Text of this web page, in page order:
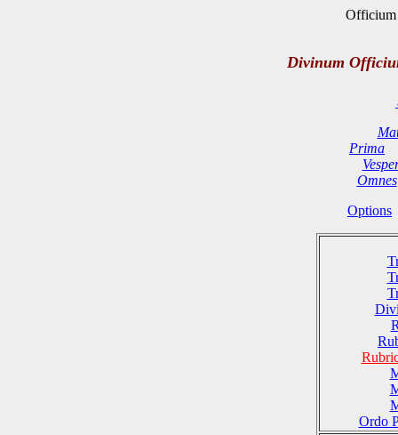
Officium
Divinum
Prima
Omnes
Options
Ordo